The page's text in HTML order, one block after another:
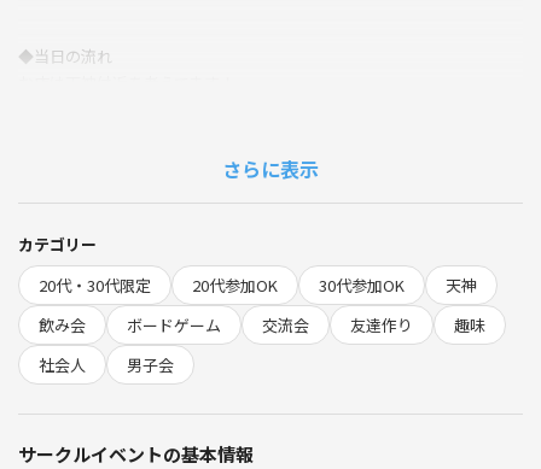
◆当日の流れ
イベントのイメージ
①新しい友人や話せる友達つくりたい
②あまり考えずに楽しむ場もつくりたい
⚠️注意事項⚠️
下記の行為はご遠慮ください。
さらに表示
カテゴリー
20代・30代限定
20代参加OK 30代参加OK
天神
飲み会
ボードゲーム 交流会 友達作り
趣味
社会人
男子会
サークルイベントの基本情報